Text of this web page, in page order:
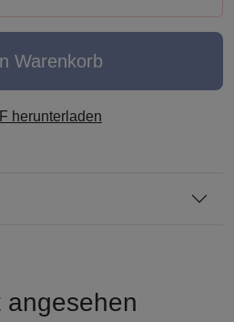
Warenkorb
herunterladen
angesehen